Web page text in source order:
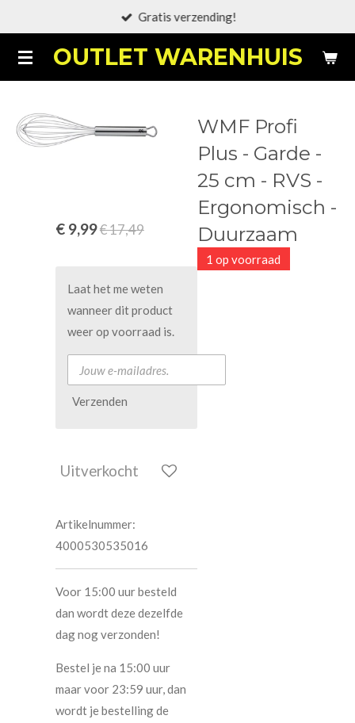
naar
de
OUTLET WARENHUIS
Gratis verzending!
WMF Profi
Plus - Garde -
25 cm - RVS -
Ergonomisch -
Duurzaam
1 op voorraad
€ 9,99€ 17,49
Laat het me weten
wanneer dit product
weer op voorraad is.
Verzenden
Uitverkocht
Artikelnummer:
4000530535016
Voor 15:00 uur besteld
dan wordt deze dezelfde
dag nog verzonden!
Bestel je na 15:00 uur
maar voor 23:59 uur, dan
wordt je bestelling de